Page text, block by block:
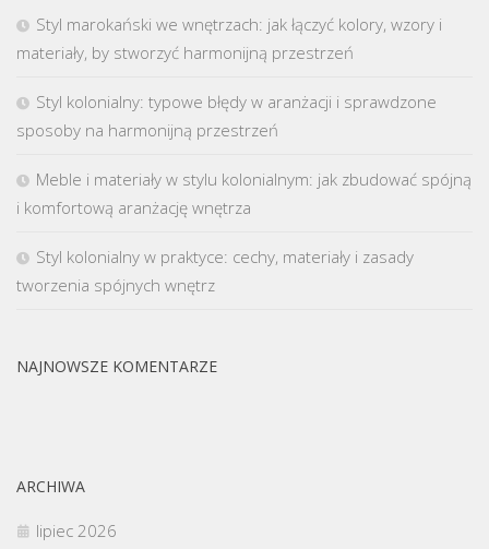
Styl marokański we wnętrzach: jak łączyć kolory, wzory i
materiały, by stworzyć harmonijną przestrzeń
Styl kolonialny: typowe błędy w aranżacji i sprawdzone
sposoby na harmonijną przestrzeń
Meble i materiały w stylu kolonialnym: jak zbudować spójną
i komfortową aranżację wnętrza
Styl kolonialny w praktyce: cechy, materiały i zasady
tworzenia spójnych wnętrz
NAJNOWSZE KOMENTARZE
ARCHIWA
lipiec 2026